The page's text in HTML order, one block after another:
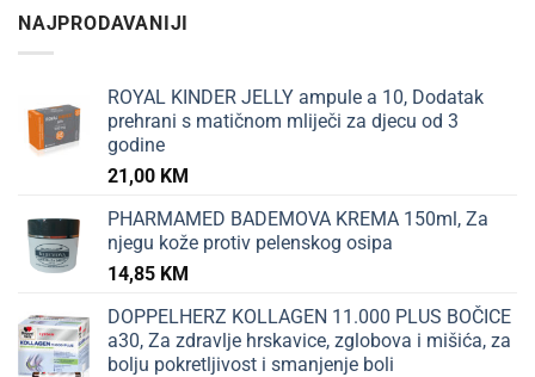
NAJPRODAVANIJI
ROYAL KINDER JELLY ampule a 10, Dodatak
prehrani s matičnom mliječi za djecu od 3
godine
21,00 KM
PHARMAMED BADEMOVA KREMA 150ml, Za
njegu kože protiv pelenskog osipa
14,85 KM
DOPPELHERZ KOLLAGEN 11.000 PLUS BOČICE
a30, Za zdravlje hrskavice, zglobova i mišića, za
bolju pokretljivost i smanjenje boli